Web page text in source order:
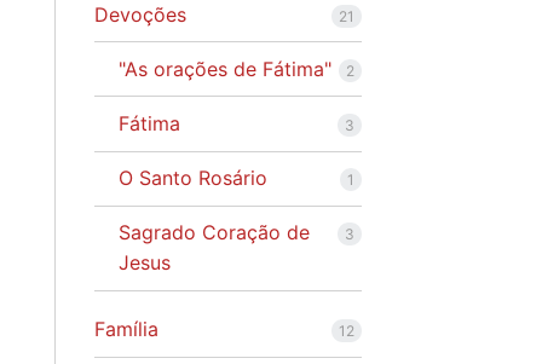
Devoções 21
"As orações de Fátima" 2
Fátima 3
O Santo Rosário 1
Sagrado Coração de
Jesus
3
Família 12